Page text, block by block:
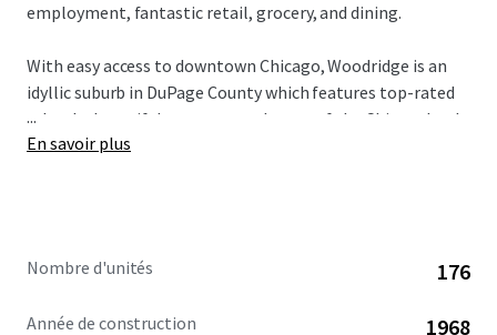
employment, fantastic retail, grocery, and dining.
With easy access to downtown Chicago, Woodridge is an
idyllic suburb in DuPage County which features top-rated
schools, beautiful greenery, and some of the Chicagoland
area’s top employers in the nearby I-88 and I-55 Industrial
...
En savoir plus
Nombre d'unités 176
Année de construction 1968